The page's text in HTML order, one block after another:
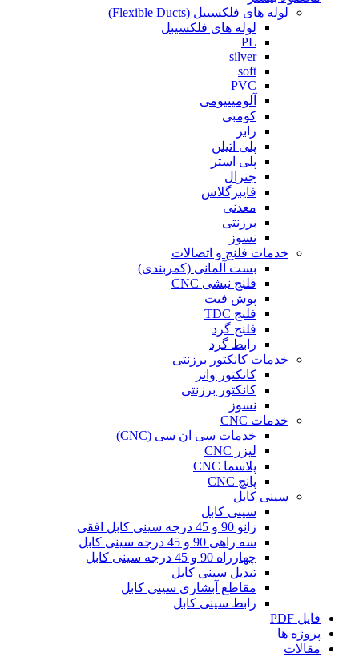
لوله های فلکسیبل (Flexible Ducts)
لوله های فلکسیبل
PL
silver
soft
PVC
آلومینیومی
کومبی
رابر
پلی اتیلن
پلی استر
جنرال
فایبرگلاس
معدنی
برزنتی
نسوز
خدمات فلنج و اتصالات
بست آلمانی (کمربندی)
فلنج نبشی CNC
پوش فیت
فلنج TDC
فلنج گرد
رابط گرد
خدمات کانکتور برزنتی
کانکتور واتر
کانکتور برزنتی
نسوز
خدمات CNC
خدمات سی ان سی (CNC)
لیزر CNC
پلاسما CNC
پانچ CNC
سینی کابل
سینی کابل
زانو 90 و 45 درجه سینی کابل افقی
سه راهی 90 و 45 درجه سینی کابل
چهارراه 90 و 45 درجه سینی کابل
تبدیل سینی کابل
مقاطع آبشاری سینی کابل
رابط سینی کابل
فایل PDF
پروژه ها
مقالات